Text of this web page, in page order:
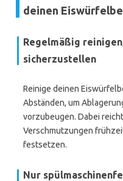
deinen
Regelmäßig
sicherzustellen
Reinige deinen
Abständen, um
vorzubeugen. Dabei
Verschmutzungen
festsetzen.
Nur